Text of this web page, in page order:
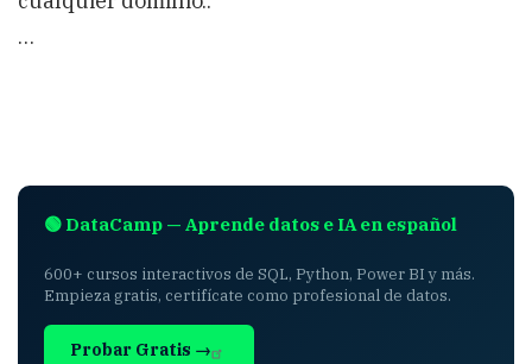
…
🟢 DataCamp — Aprende datos e IA en español
600+ cursos interactivos de SQL, Python, Power BI y más.
Empieza gratis, certifícate como profesional de datos.
Probar Gratis →